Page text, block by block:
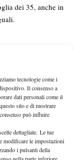
tecnologie come i
Il consenso a
dati personali come il
sito e di mostrare
può influire
dettagliate. Le tue
modificare le impostazioni
i pulsanti della
nella parte inferiore
dei 35, anche in
servizi
22 punti giocati
4-3 è proprio il
doppio fallo sul
in
break che
ace. In apertura di
break, poi